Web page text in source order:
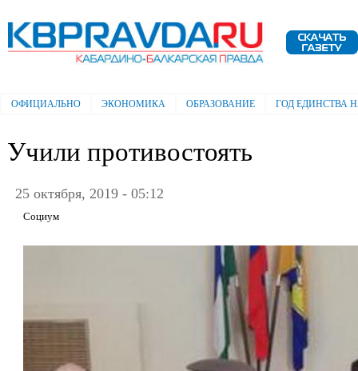
Электронная газета "Кабардино-
Балкарская правда"
Главное меню
ОФИЦИАЛЬНО ЭКОНОМИКА ОБРАЗОВАНИЕ ГОД ЕДИНСТВА
Учили противостоять
25 октября, 2019 - 05:12
Социум